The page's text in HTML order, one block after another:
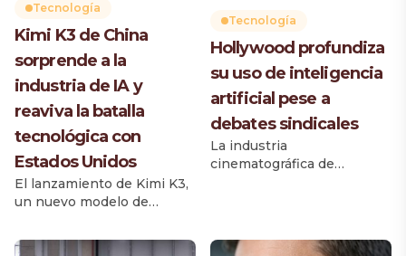
Tecnología
Kimi K3 de China
sorprende a la
industria de IA y
reaviva la batalla
tecnológica con
Estados Unidos
El lanzamiento de Kimi K3,
un nuevo modelo de
desarrollado por la startup
Tecnología
Hollywood profundiza
su uso de inteligencia
artificial pese a
debates sindicales
La industria
cinematográfica de
incorporando herramientas